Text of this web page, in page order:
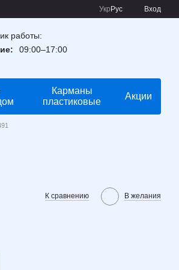
Укр Рус Вход
работы:
09:00–17:00
Карманы
пластиковые
Акции
К сравнению В желания